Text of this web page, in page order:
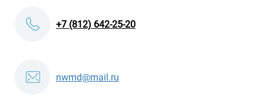
+7 (812) 642-25-20
nwmd@mail.ru